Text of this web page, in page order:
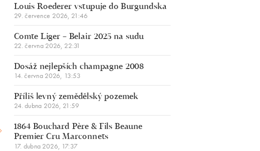
Louis Roederer vstupuje do Burgundska
29. července 2026, 21:46
Comte Liger – Belair 2025 na sudu
22. června 2026, 22:31
Dosáž nejlepších champagne 2008
14. června 2026, 13:53
Příliš levný zemědělský pozemek
24. dubna 2026, 21:59
1864 Bouchard Père & Fils Beaune
Premier Cru Marconnets
17. dubna 2026, 17:37